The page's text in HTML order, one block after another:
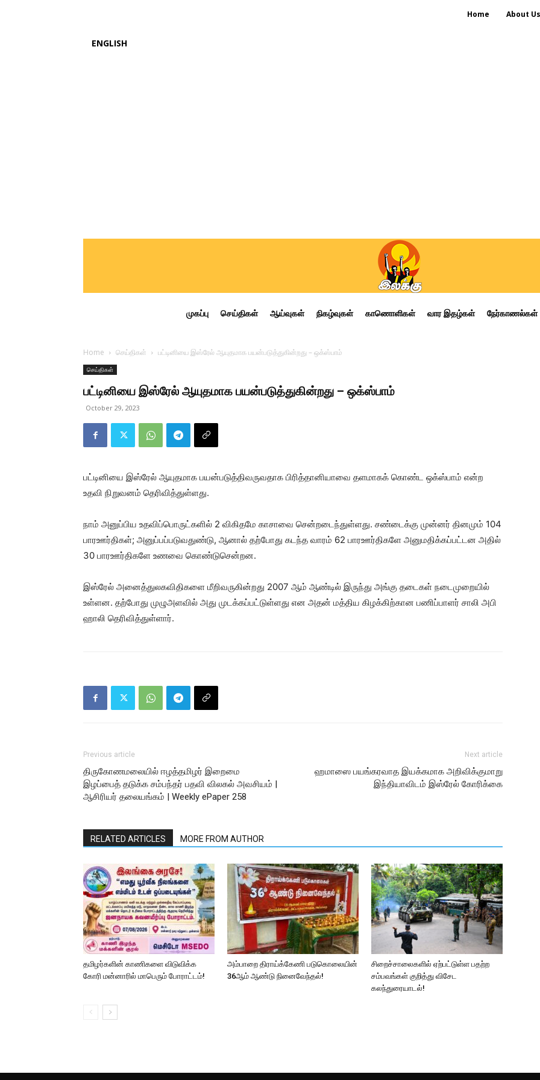
Home About Us
ENGLISH
முகப்பு செய்திகள் ஆய்வுகள் நிகழ்வுகள் காணொளிகள் வார இதழ்கள் நேர்காணல்கள்
Home செய்திகள் பட்டினியை இஸ்ரேல் ஆயுதமாக பயன்படுத்துகின்றது – ஒக்ஸ்பாம்
செய்திகள்
பட்டினியை இஸ்ரேல் ஆயுதமாக பயன்படுத்துகின்றது – ஒக்ஸ்பாம்
October 29, 2023
பட்டினியை இஸ்ரேல் ஆயுதமாக பயன்படுத்திவருவதாக பிரித்தானியாவை தளமாகக் கொண்ட ஒக்ஸ்பாம் என்ற
உதவி நிறுவனம் தெரிவித்துள்ளது.
நாம் அனுப்பிய உதவிப்பொருட்களில் 2 விகிதமே காசாவை சென்றடைந்துள்ளது. சண்டைக்கு முன்னர் தினமும் 104
பாரஊர்திகள்; அனுப்பப்படுவதுண்டு, ஆனால் தற்போது கடந்த வாரம் 62 பாரஊர்திகளே அனுமதிக்கப்பட்டன அதில்
30 பாரஊர்திகளே உணவை கொண்டுசென்றன.
இஸ்ரேல் அனைத்துலகவிதிகளை மீறிவருகின்றது 2007 ஆம் ஆண்டில் இருந்து அங்கு தடைகள் நடைமுறையில்
உள்ளன. தற்போது முழுஅளவில் அது முடக்கப்பட்டுள்ளது என அதன் மத்திய கிழக்கிற்கான பணிப்பாளர் சாலி அபி
ஹாலி தெரிவித்துள்ளார்.
Previous article
திருகோணமலையில் ஈழத்தமிழர் இறைமை
இழப்பைத் தடுக்க சம்பந்தர் பதவி விலகல் அவசியம் |
ஆசிரியர் தலையங்கம் | Weekly ePaper 258
Next article
ஹமாஸை பயங்கரவாத இயக்கமாக அறிவிக்குமாறு
இந்தியாவிடம் இஸ்ரேல் கோரிக்கை
RELATED ARTICLES MORE FROM AUTHOR
தமிழர்களின் காணிகளை விடுவிக்க
கோரி மன்னாரில் மாபெரும் போராட்டம்!
அம்பாறை திராய்க்கேணி படுகொலையின்
36ஆம் ஆண்டு நினைவேந்தல்!
சிறைச்சாலைகளில் ஏற்பட்டுள்ள பதற்ற
சம்பவங்கள் குறித்து விசேட
கலந்துரையாடல்!